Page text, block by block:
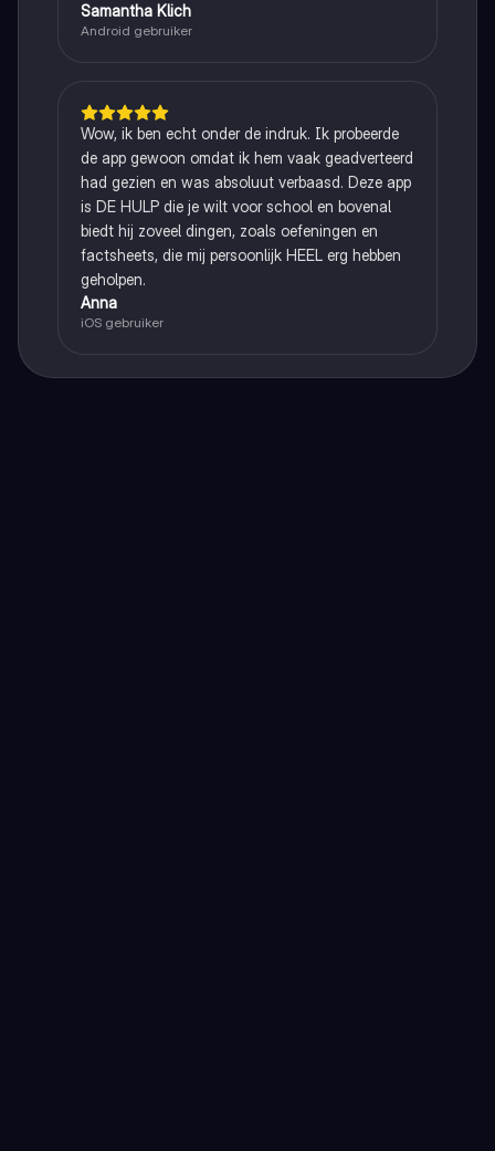
Samantha Klich
Android gebruiker
Wow, ik ben echt onder de indruk. Ik probeerde
de app gewoon omdat ik hem vaak geadverteerd
had gezien en was absoluut verbaasd. Deze app
is DE HULP die je wilt voor school en bovenal
biedt hij zoveel dingen, zoals oefeningen en
factsheets, die mij persoonlijk HEEL erg hebben
geholpen.
Anna
iOS gebruiker